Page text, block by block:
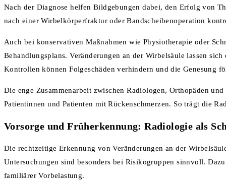
Nach der Diagnose helfen Bildgebungen dabei, den Erfolg von
nach einer Wirbelkörperfraktur oder Bandscheibenoperation
Auch bei konservativen Maßnahmen wie Physiotherapie oder
Behandlungsplans. Veränderungen an der Wirbelsäule lassen
Kontrollen können Folgeschäden verhindern und die Genesung
Die enge Zusammenarbeit zwischen Radiologen, Orthopäden
Patientinnen und Patienten mit Rückenschmerzen. So trägt die
Vorsorge und Früherkennung: Radiologie als
Die rechtzeitige Erkennung von Veränderungen an der
Untersuchungen sind besonders bei Risikogruppen sinnvoll.
familiärer Vorbelastung.